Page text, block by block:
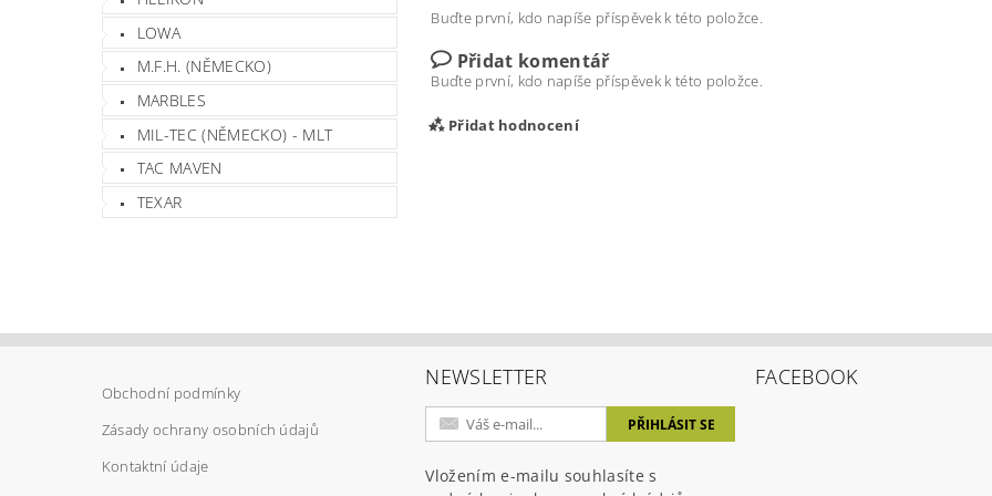
LOWA
M.F.H. (NĚMECKO)
MARBLES
MIL-TEC (NĚMECKO) - MLT
TAC MAVEN
TEXAR
Buďte první, kdo napíše příspěvek k této položce.
Přidat komentář
Buďte první, kdo napíše příspěvek k této položce.
Přidat hodnocení
Vložením hodnocení souhlasíte spodmínkami ochrany osobních
Obchodní podmínky
Zásady ochrany osobních údajů
Kontaktní údaje
NEWSLETTER
Vložením e-mailu souhlasíte s
FACEBOOK